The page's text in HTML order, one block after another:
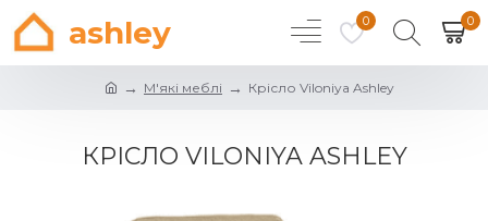
ashley 0 0
М'які меблі Крісло Viloniya Ashley
КРІСЛО VILONIYA ASHLEY